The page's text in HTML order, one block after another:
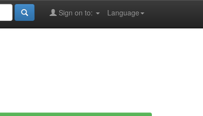
Language
Sign on to: